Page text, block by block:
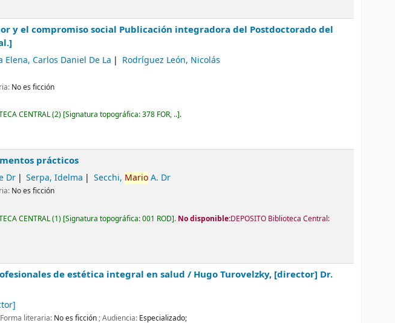
y el compromiso social Publicación integradora del Postdoctorado del
Elena, Carlos Daniel De La Rodríguez León, Nicolás
No es ficción
CENTRAL(2) Signatura topográfica:378 FOR, .. .
prácticos
Dr Serpa, Idelma Secchi, MarioA. Dr
No es ficción
CENTRAL(1) Signatura topográfica:001 ROD . No disponible:DEPOSITO Biblioteca Central:
de estética integral en salud / Hugo Turovelzky, [director] Dr.
literaria: No es ficción; Audiencia: Especializado;